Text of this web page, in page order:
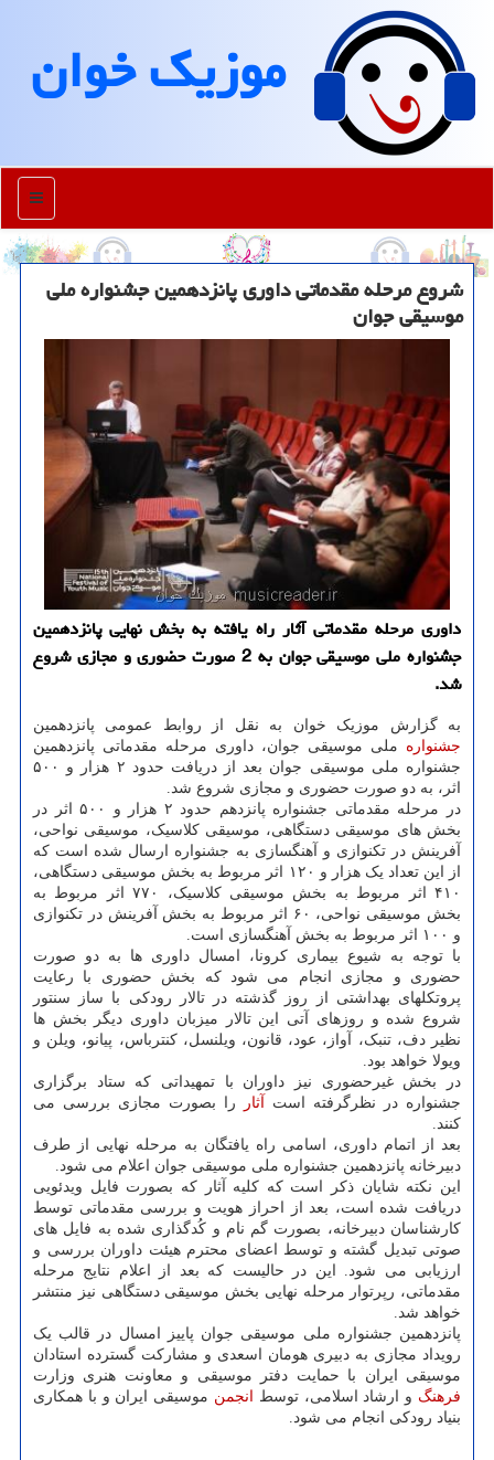
موزیك خوان
منو
شروع مرحله مقدماتی داوری پانزدهمین جشنواره ملی
موسیقی جوان
داوری مرحله مقدماتی آثار راه یافته به بخش نهایی پانزدهمین
جشنواره ملی موسیقی جوان به 2 صورت حضوری و مجازی شروع
شد.
به گزارش موزیک خوان به نقل از روابط عمومی پانزدهمین
جشنواره ملی موسیقی جوان، داوری مرحله مقدماتی پانزدهمین
جشنواره ملی موسیقی جوان بعد از دریافت حدود ۲ هزار و ۵۰۰
اثر، به دو صورت حضوری و مجازی شروع شد.
در مرحله مقدماتی جشنواره پانزدهم حدود ۲ هزار و ۵۰۰ اثر در
بخش های موسیقی دستگاهی، موسیقی کلاسیک، موسیقی نواحی،
آفرینش در تکنوازی و آهنگسازی به جشنواره ارسال شده است که
از این تعداد یک هزار و ۱۲۰ اثر مربوط به بخش موسیقی دستگاهی،
۴۱۰ اثر مربوط به بخش موسیقی کلاسیک، ۷۷۰ اثر مربوط به
بخش موسیقی نواحی، ۶۰ اثر مربوط به بخش آفرینش در تکنوازی
و ۱۰۰ اثر مربوط به بخش آهنگسازی است.
با توجه به شیوع بیماری کرونا، امسال داوری ها به دو صورت
حضوری و مجازی انجام می شود که بخش حضوری با رعایت
پروتکلهای بهداشتی از روز گذشته در تالار رودکی با ساز سنتور
شروع شده و روزهای آتی این تالار میزبان داوری دیگر بخش ها
نظیر دف، تنبک، آواز، عود، قانون، ویلنسل، کنترباس، پیانو، ویلن و
ویولا خواهد بود.
در بخش غیرحضوری نیز داوران با تمهیداتی که ستاد برگزاری
جشنواره در نظرگرفته است آثار
را بصورت مجازی بررسی می
کنند.
بعد از اتمام داوری، اسامی راه یافتگان به مرحله نهایی از طرف
دبیرخانه پانزدهمین جشنواره ملی موسیقی جوان اعلام می شود.
این نکته شایان ذکر است که کلیه آثار که بصورت فایل ویدئویی
دریافت شده است، بعد از احراز هویت و بررسی مقدماتی توسط
کارشناسان دبیرخانه، بصورت گم نام و کُدگذاری شده به فایل های
صوتی تبدیل گشته و توسط اعضای محترم هیئت داوران بررسی و
ارزیابی می شود. این در حالیست که بعد از اعلام نتایج مرحله
مقدماتی، رپرتوار مرحله نهایی بخش موسیقی دستگاهی نیز منتشر
خواهد شد.
پانزدهمین جشنواره ملی موسیقی جوان پاییز امسال در قالب یک
رویداد مجازی به دبیری هومان اسعدی و مشارکت گسترده استادان
موسیقی ایران با حمایت دفتر موسیقی و معاونت هنری وزارت
فرهنگ و ارشاد اسلامی، توسط انجمن موسیقی ایران و با همکاری
بنیاد رودکی انجام می شود.